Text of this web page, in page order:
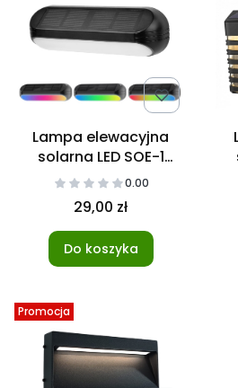
Lampa elewacyjna
solarna LED SOE-1
RGB+WW0.00
29,00 zł
Do koszyka
Promocja